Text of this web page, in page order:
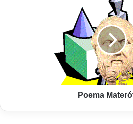
Poema